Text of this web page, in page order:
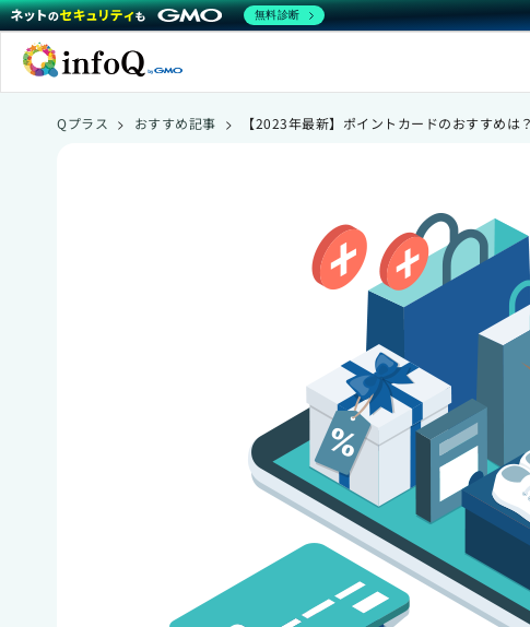
Qプラス > おすすめ記事 > 【2023年最新】ポイントカードのおすすめ
無料診断